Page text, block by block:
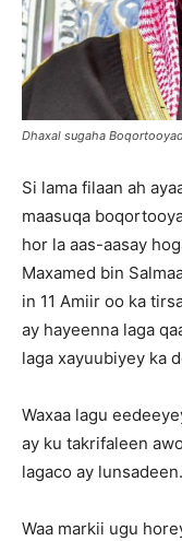
Dhaxal sugaha
Si lama filaan ah
maasuqa
hor la aas-aasay
Maxamed bin
in 11 Amiir oo ka
ay hayeenna laga
laga xayuubiyey ka
Waxaa lagu
ay ku takrifaleen
lagaco ay lunsadeen.
Waa markii ugu